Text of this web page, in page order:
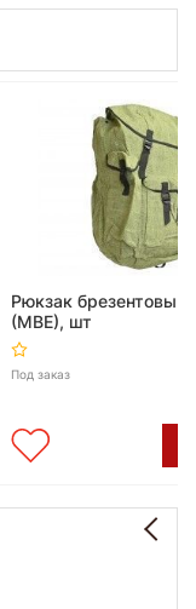
Рюкзак брезентовый,
(МВЕ), шт
Под заказ